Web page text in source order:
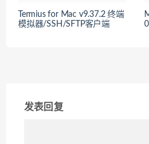
Termius for Mac v9.37.2 终端
模拟器/SSH/SFTP客户端
发表回复